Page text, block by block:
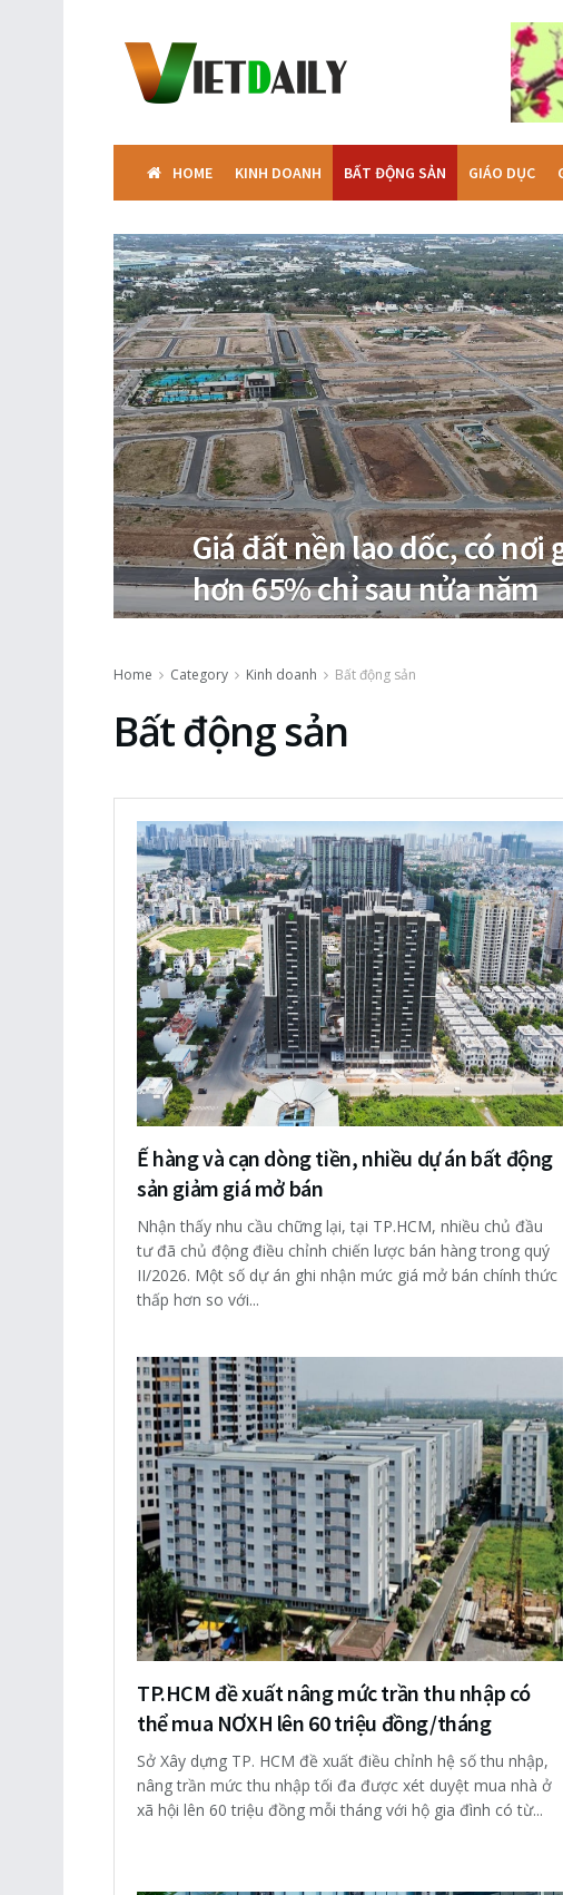
HOME KINH DOANH BẤT ĐỘNG SẢN GIÁO DỤC
Giá đất nền lao dốc, có nơi
hơn 65% chỉ sau nửa năm
Home Category Kinh doanh Bất động sản
Bất động sản
Ế hàng và cạn dòng tiền, nhiều dự án bất động
sản giảm giá mở bán
Nhận thấy nhu cầu chững lại, tại TP.HCM, nhiều chủ đầu
tư đã chủ động điều chỉnh chiến lược bán hàng trong quý
II/2026. Một số dự án ghi nhận mức giá mở bán chính thức
thấp hơn so với...
TP.HCM đề xuất nâng mức trần thu nhập có
thể mua NƠXH lên 60 triệu đồng/tháng
Sở Xây dựng TP. HCM đề xuất điều chỉnh hệ số thu nhập,
nâng trần mức thu nhập tối đa được xét duyệt mua nhà ở
xã hội lên 60 triệu đồng mỗi tháng với hộ gia đình có từ...